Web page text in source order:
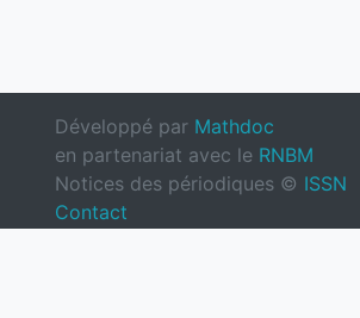
Développé par Mathdoc
en partenariat avec le RNBM
Notices des périodiques © ISSN
Contact